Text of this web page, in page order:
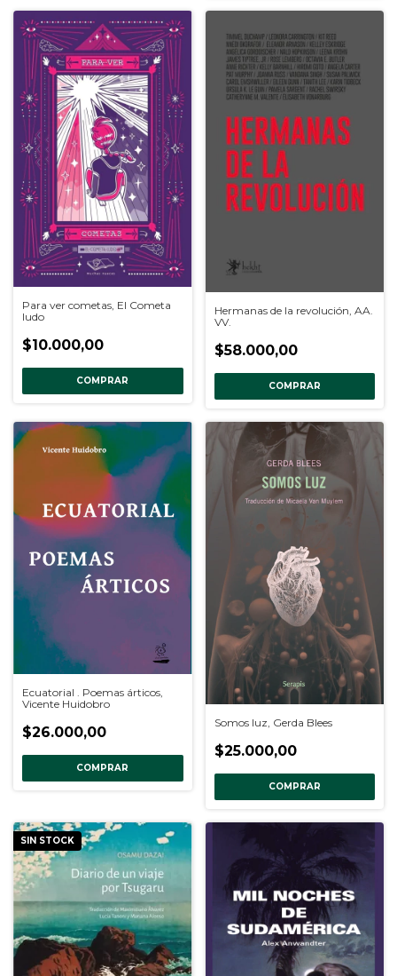
Para ver cometas, El Cometa
ludo
$10.000,00
COMPRAR
Hermanas de la revolución, AA.
VV.
$58.000,00
COMPRAR
Ecuatorial . Poemas árticos,
Vicente Huidobro
$26.000,00
COMPRAR
Somos luz, Gerda Blees
$25.000,00
COMPRAR
SIN STOCK